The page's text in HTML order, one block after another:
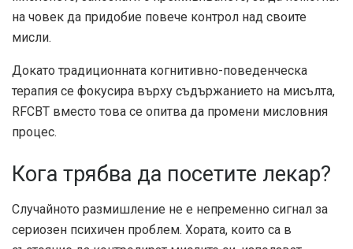
на човек да придобие повече контрол над своите
мисли.
Докато традиционната когнитивно-поведенческа
терапия се фокусира върху съдържанието на мисълта,
RFCBT вместо това се опитва да промени мисловния
процес.
Кога трябва да посетите лекар?
Случайното размишление не е непременно сигнал за
сериозен психичен проблем. Хората, които са в